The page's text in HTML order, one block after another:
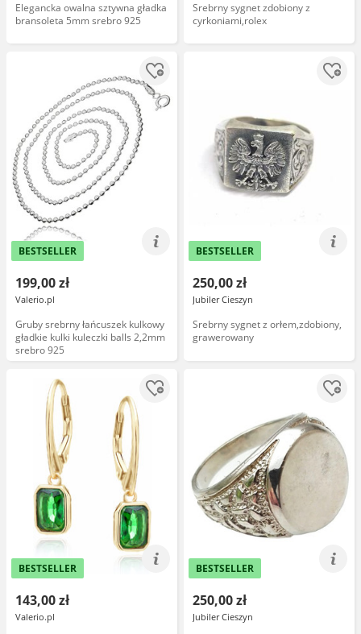
Elegancka owalna sztywna gładka
bransoleta 5mm srebro 925
Srebrny sygnet zdobiony z
cyrkoniami,rolex
BESTSELLER
199,00 zł
Valerio.pl
Gruby srebrny łańcuszek kulkowy
gładkie kulki kuleczki balls 2,2mm
srebro 925
BESTSELLER
250,00 zł
Jubiler Cieszyn
Srebrny sygnet z orłem,zdobiony,
grawerowany
BESTSELLER
143,00 zł
Valerio.pl
BESTSELLER
250,00 zł
Jubiler Cieszyn